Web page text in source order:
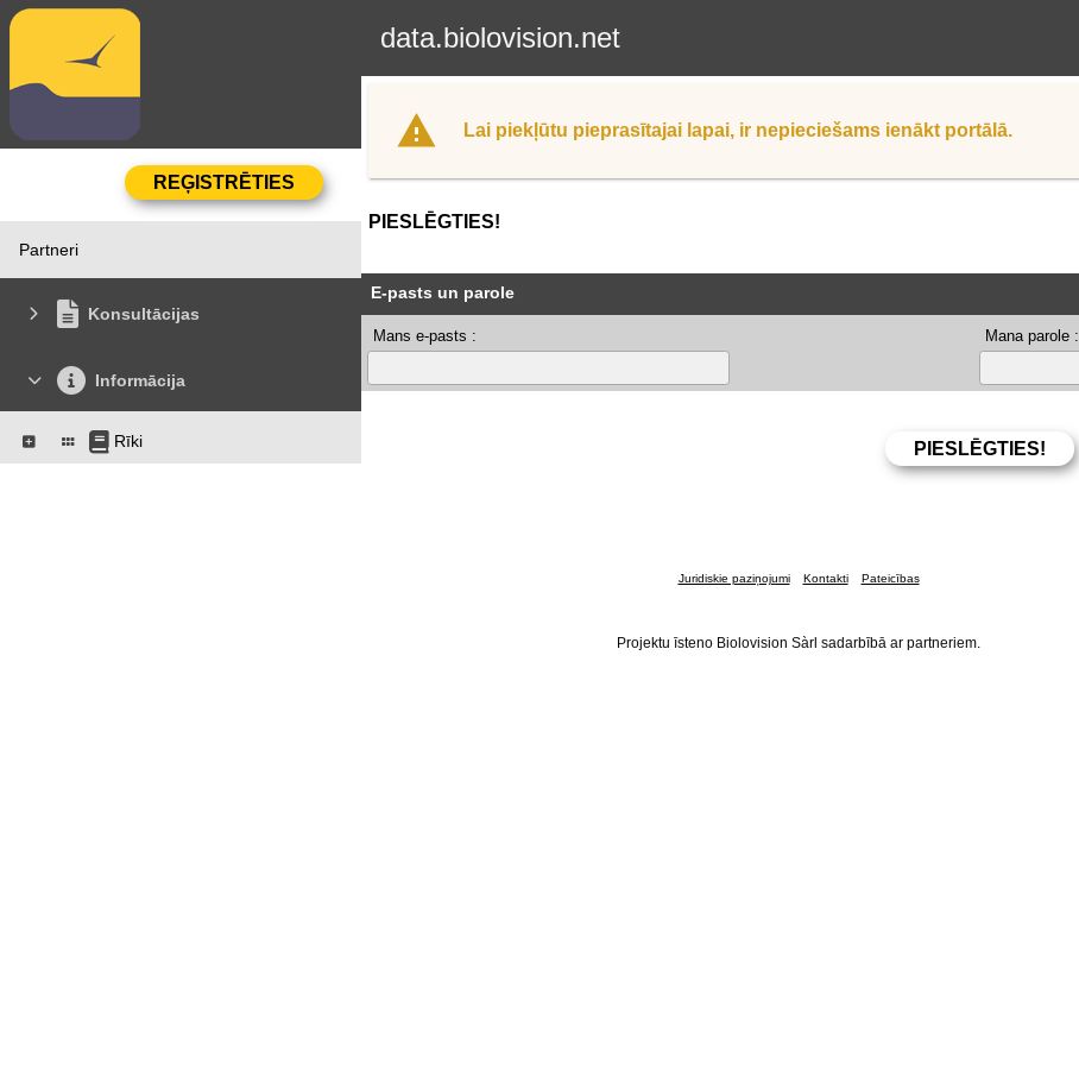
data.biolovision.net
Partneri
Konsultācijas
Informācija
Rīki
Lai piekļūtu pieprasītajai lapai, ir nepieciešams ienākt portālā.
PIESLĒGTIES!
E-pasts un parole
Mans e-pasts : Mana parole :
Juridiskie paziņojumi Kontakti Pateicības
Projektu īsteno Biolovision Sàrl sadarbībā ar partneriem.